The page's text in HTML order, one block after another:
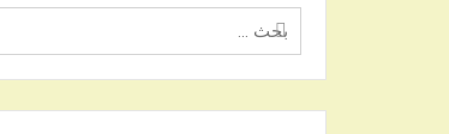
البحث
عن